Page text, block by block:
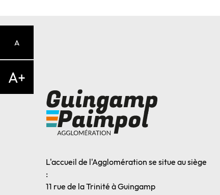
A
A+
L'accueil de l'Agglomération se situe au siège
:
11 rue de la Trinité à Guingamp